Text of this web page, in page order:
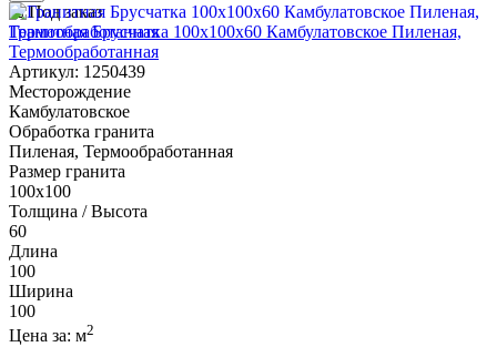
Под заказ
Гранитная Брусчатка 100х100x60 Камбулатовское Пиленая,
Термообработанная
Артикул: 1250439
Месторождение
Камбулатовское
Обработка гранита
Пиленая, Термообработанная
Размер гранита
100х100
Толщина / Высота
60
Длина
100
Ширина
100
Цена за: м2